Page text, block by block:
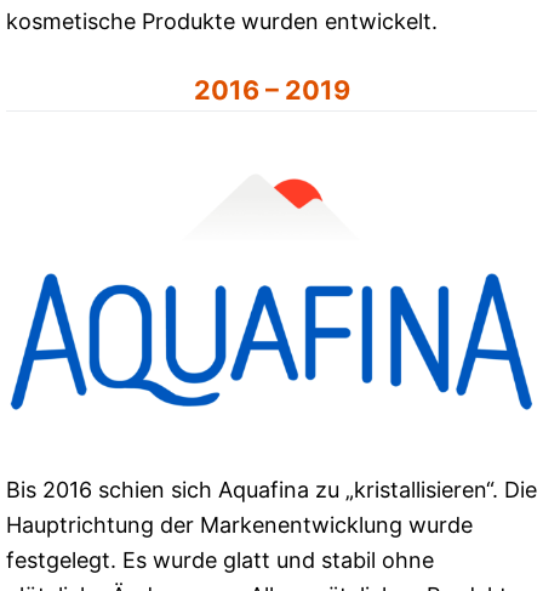
kosmetische Produkte wurden entwickelt.
2016 – 2019
Bis 2016 schien sich Aquafina zu „kristallisieren“. Die
Hauptrichtung der Markenentwicklung wurde
festgelegt. Es wurde glatt und stabil ohne